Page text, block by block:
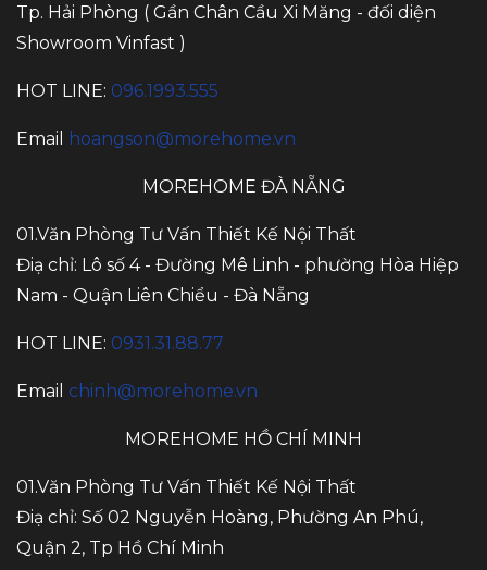
Tp. Hải Phòng ( Gần Chân Cầu Xi Măng - đối diện
Showroom Vinfast )
HOT LINE: 096.1993.555
Email hoangson@morehome.vn
MOREHOME ĐÀ NẴNG
01.Văn Phòng Tư Vấn Thiết Kế Nội Thất
Điạ chỉ: Lô số 4 - Đường Mê Linh - phường Hòa Hiệp
Nam - Quận Liên Chiểu - Đà Nẵng
HOT LINE: 0931.31.88.77
Email chinh@morehome.vn
MOREHOME HỒ CHÍ MINH
01.Văn Phòng Tư Vấn Thiết Kế Nội Thất
Điạ chỉ: Số 02 Nguyễn Hoàng, Phường An Phú,
Quận 2, Tp Hồ Chí Minh